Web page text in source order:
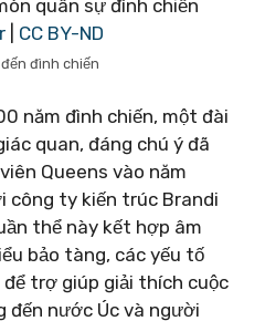
CC BY-ND
đình chiến
năm đình chiến, một đài
quan, đáng chú ý đã
Queens vào năm
công ty kiến ​​trúc Brandi
thể này kết hợp âm
bảo tàng, các yếu tố
trợ giúp giải thích cuộc
đến nước Úc và người